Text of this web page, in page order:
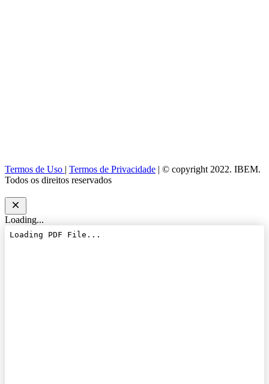
Termos de Uso | Termos de Privacidade | © copyright 2022. IBEM.
Todos os direitos reservados
Loading...